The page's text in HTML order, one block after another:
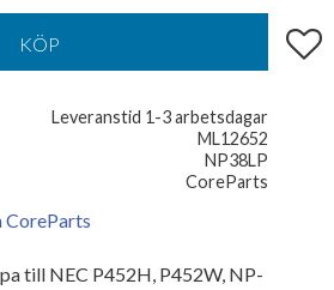
KÖP Lägg
Leveranstid 1-3 arbetsdagar
ML12652
NP38LP
CoreParts
CoreParts
till NEC P452H, P452W, NP-